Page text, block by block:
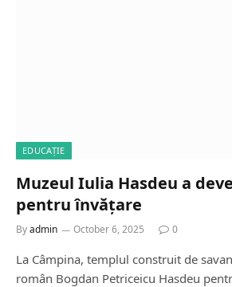
EDUCAȚIE
Muzeul Iulia Hasdeu a
pentru învățare
Byadmin October 6, 2025 0
La Câmpina, templul construit de
român Bogdan Petriceicu Hasdeu